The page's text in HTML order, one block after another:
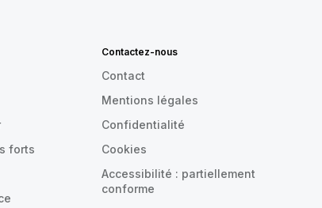
forts
Contactez-nous
Contact
Mentions légales
Confidentialité
Cookies
Accessibilité : partiellement
conforme